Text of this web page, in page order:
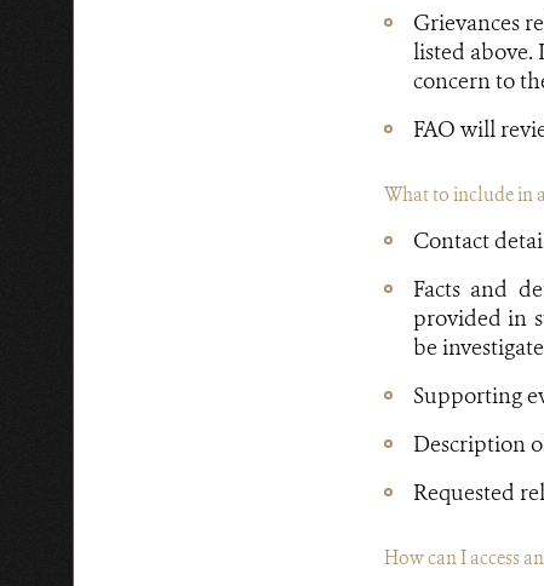
Grievances
listed above.
concern to
FAO will
What to include in
Contact
Facts and
provided in
be
Supporting
Description
Requested
How can I access